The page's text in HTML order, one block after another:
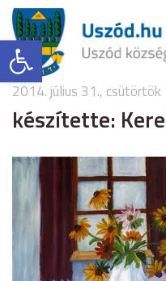
Eszköztár megnyitása
2014. július 31., csütörtök
készítette: